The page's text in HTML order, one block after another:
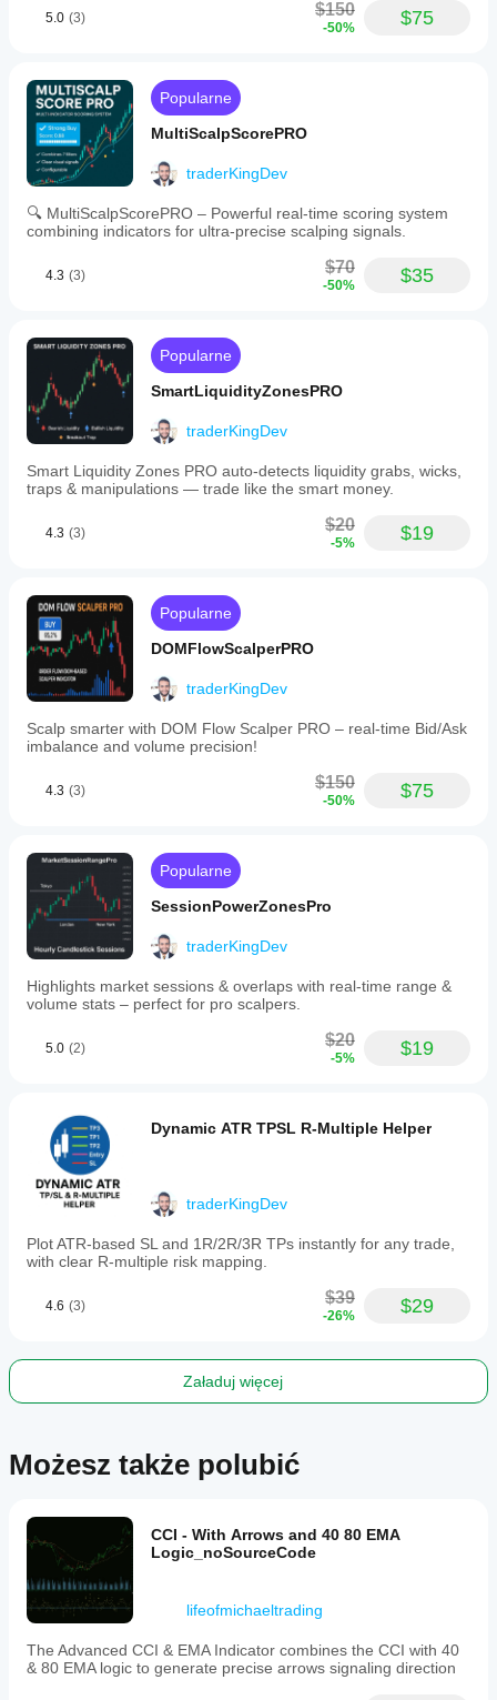
strong
+20
to
+60
suggests
a
bullish
bias;
-20
and
signals
ranging
market;
below
-60
indicates
a
bearish
context.
TrendMomentumScore
trend
filter,
entry
confirmation
tool,
or
a
trade
alert
neutral
indicator
designed
to
provide
an
consolidated
view
momentum
to
assist
in
trading
decisions.
Profil wskaźnika
5.0 (3) $150
-50% $75
Popularne
MultiScalpScorePRO
traderKingDev
🔍 MultiScalpScorePRO – Powerful real-time scoring system
combining indicators for ultra-precise scalping signals.
4.3 (3) $70
-50% $35
Popularne
SmartLiquidityZonesPRO
traderKingDev
Smart Liquidity Zones PRO auto-detects liquidity grabs, wicks,
traps & manipulations — trade like the smart money.
4.3 (3) $20
-5% $19
Popularne
DOMFlowScalperPRO
traderKingDev
Scalp smarter with DOM Flow Scalper PRO – real-time Bid/Ask
imbalance and volume precision!
4.3 (3) $150
-50% $75
Popularne
SessionPowerZonesPro
traderKingDev
Highlights market sessions & overlaps with real-time range &
volume stats – perfect for pro scalpers.
5.0 (2) $20
-5% $19
Dynamic ATR TPSL R-Multiple Helper
traderKingDev
Plot ATR-based SL and 1R/2R/3R TPs instantly for any trade,
with clear R-multiple risk mapping.
4.6 (3) $39
-26% $29
Załaduj więcej
Możesz także polubić
CCI - With Arrows and 40 80 EMA
Logic_noSourceCode
lifeofmichaeltrading
The Advanced CCI & EMA Indicator combines the CCI with 40
& 80 EMA logic to generate precise arrows signaling direction